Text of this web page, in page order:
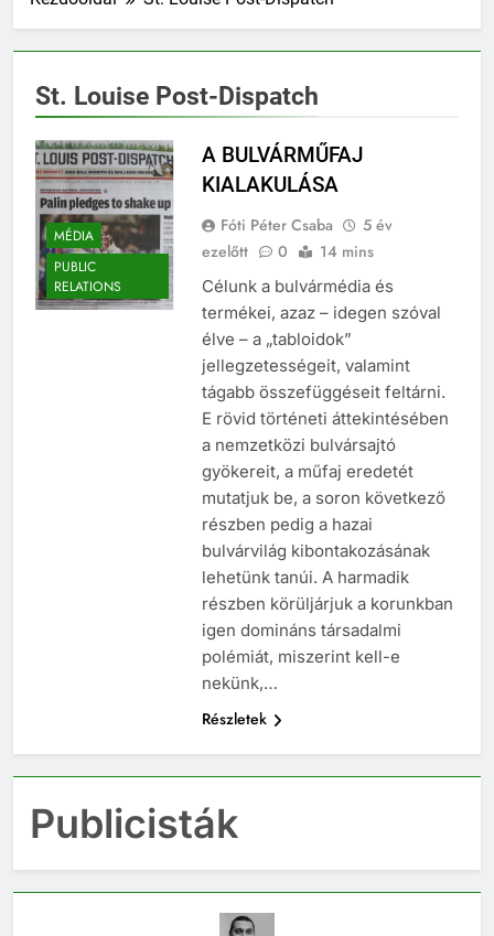
St. Louise Post-Dispatch
MÉDIA
PUBLIC
RELATIONS
A BULVÁRMŰFAJ
KIALAKULÁSA
Fóti Péter Csaba
5 év
ezelőtt
0 14 mins
Célunk a bulvármédia és
termékei, azaz – idegen szóval
élve – a „tabloidok”
jellegzetességeit, valamint
tágabb összefüggéseit feltárni.
E rövid történeti áttekintésében
a nemzetközi bulvársajtó
gyökereit, a műfaj eredetét
mutatjuk be, a soron következő
részben pedig a hazai
bulvárvilág kibontakozásának
lehetünk tanúi. A harmadik
részben körüljárjuk a korunkban
igen domináns társadalmi
polémiát, miszerint kell-e
nekünk,…
Részletek
Publicisták